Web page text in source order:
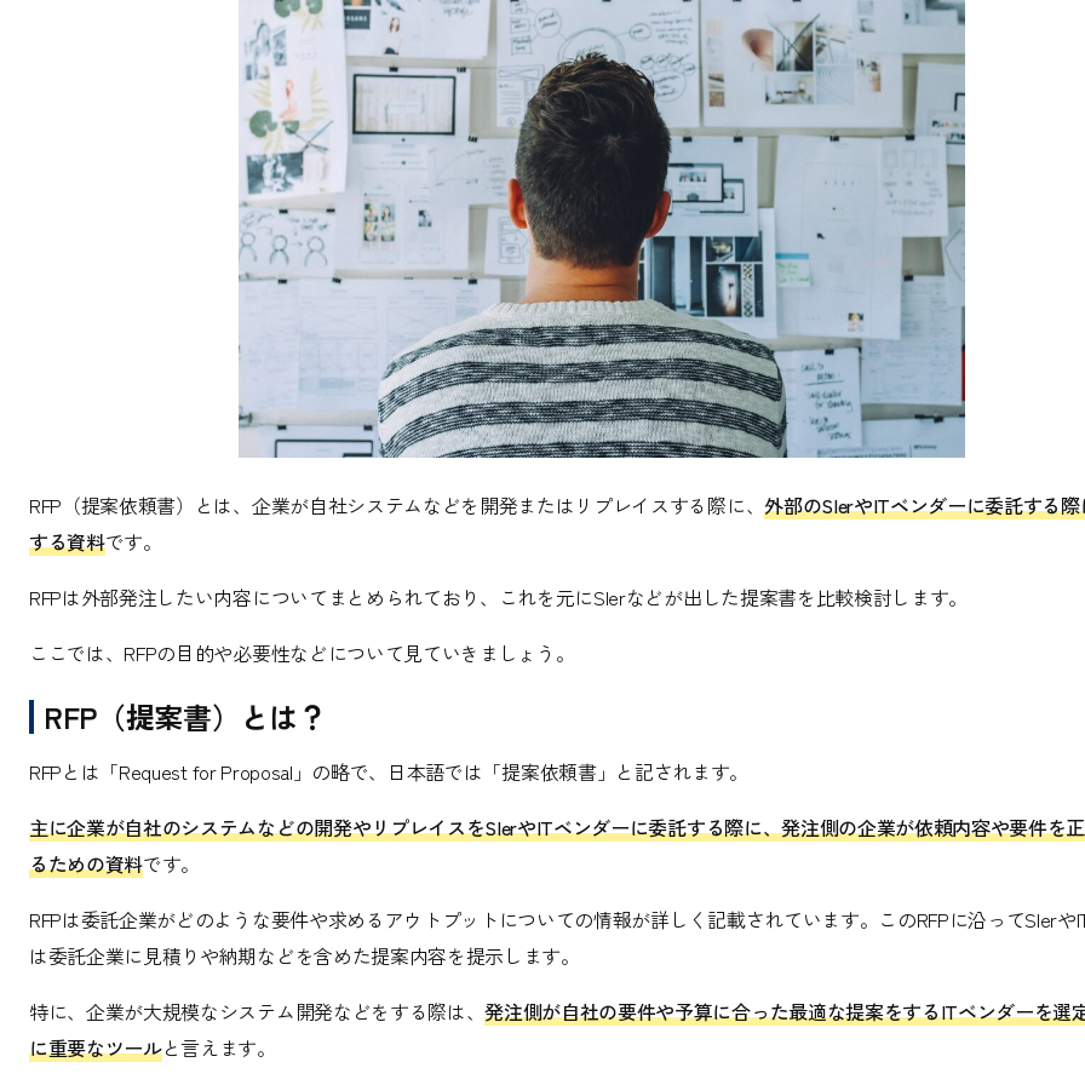
RFP（提案依頼書）とは、企業が自社システムなどを開発またはリプレイスする際に、外部のSIerやITベンダーに委託する
する資料です。
RFPは外部発注したい内容についてまとめられており、これを元にSIerなどが出した提案書を比較検討します。
ここでは、RFPの目的や必要性などについて見ていきましょう。
RFP（提案書）とは？
RFPとは「Request for Proposal」の略で、日本語では「提案依頼書」と記されます。
主に企業が自社のシステムなどの開発やリプレイスをSIerやITベンダーに委託する際に、発注側の企業が依頼内容や要件を
るための資料です。
RFPは委託企業がどのような要件や求めるアウトプットについての情報が詳しく記載されています。このRFPに沿ってSIerや
は委託企業に見積りや納期などを含めた提案内容を提示します。
特に、企業が大規模なシステム開発などをする際は、発注側が自社の要件や予算に合った最適な提案をするITベンダーを選
に重要なツールと言えます。